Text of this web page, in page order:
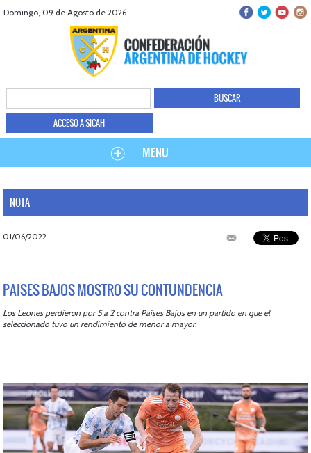
Domingo, 09 de Agosto de 2026
ACCESO A SICAH
MENU
NOTA
01/06/2022
PAISES BAJOS MOSTRO SU CONTUNDENCIA
Los Leones perdieron por 5 a 2 contra Países Bajos en un partido en que el
seleccionado tuvo un rendimiento de menor a mayor.